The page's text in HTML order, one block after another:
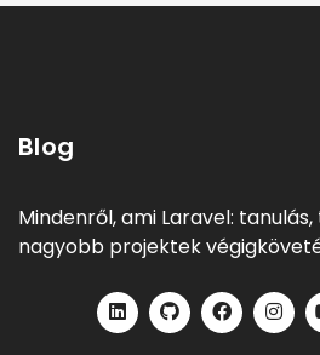
Blog
Mindenről, ami Laravel:
nagyobb projektek